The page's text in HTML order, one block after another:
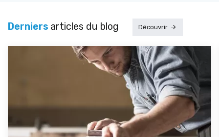
Derniers articles du blog Découvrir